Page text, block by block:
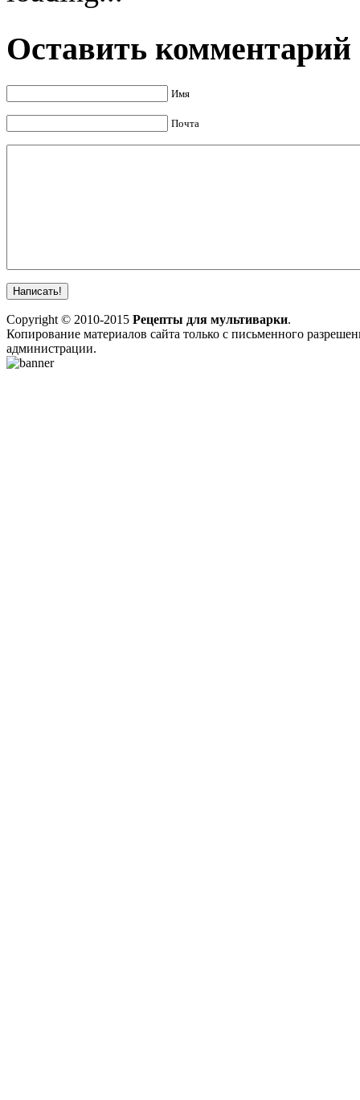
Оставить комментарий
Имя
Почта
Copyright © 2010-2015 Рецепты для мультиварки.
Копирование материалов сайта только с письменного
администрации.